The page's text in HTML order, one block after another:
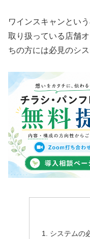
ワインスキャンとい
取り扱っている店舗
ちの方には必見のシス
システムの